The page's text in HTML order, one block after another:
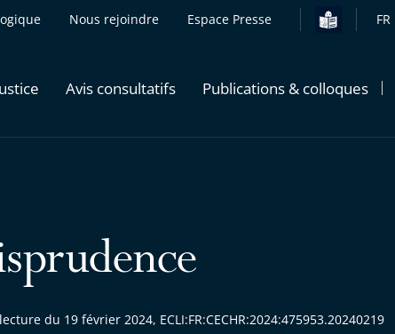
Nous rejoindre Espace Presse FR
Avis consultatifs Publications & colloques
du 19 février 2024, ECLI:FR:CECHR:2024:475953.20240219